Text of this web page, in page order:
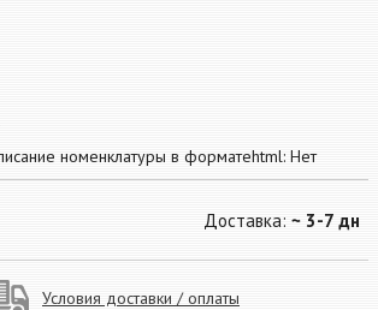
номенклатуры в форматеhtml: Нет
Доставка: ~ 3-7 дн
Условия доставки / оплаты